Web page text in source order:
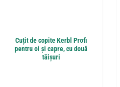
Cuțit de copite Kerbl Profi
pentru oi și capre, cu două
tăișuri